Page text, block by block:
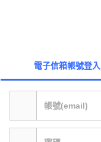
電子信箱帳號登入